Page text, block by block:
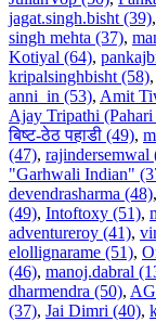
jagat.singh.bisht (39),
singh mehta (37),
Kotiyal (64),
kripalsinghbisht (58),
anni_in (53), Amit
Ajay Tripathi
बिष्ट-ठेठ पहाडी (49),
(47), rajindersemwal
"Garhwali Indian"
devendrasharma (48),
(49), Intoftoxy (51),
adventureroy (41),
elollignarame (51),
(46), manoj.dabral
dharmendra (50),
(37), Jai Dimri (40),